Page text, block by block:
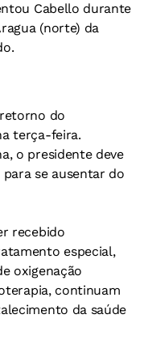
Cabello durante
(norte) da
do
terça-feira.
o presidente deve
se ausentar do
recebido
especial,
oxigenação
continuam
da saúde